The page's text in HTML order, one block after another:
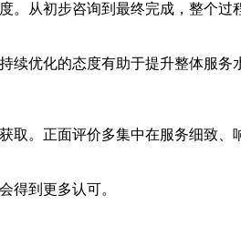
。从初步咨询到最终完成，整个过
优化的态度有助于提升整体服务
取。正面评价多集中在服务细致、
得到更多认可。